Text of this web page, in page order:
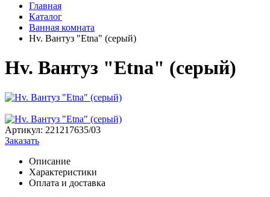
Главная
Каталог
Ванная комната
Hv. Вантуз "Etna" (серый)
Hv. Вантуз "Etna" (серый)
Артикул: 221217635/03
Заказать
Описание
Характеристики
Оплата и доставка